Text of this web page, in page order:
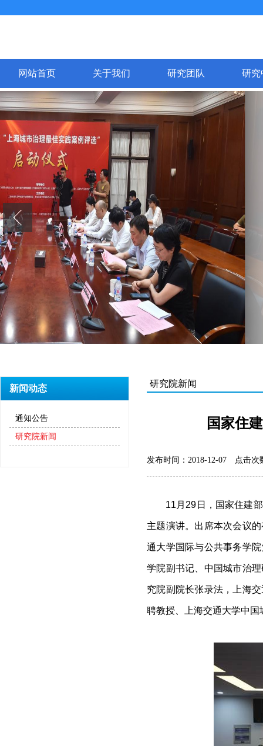
网站首页 关于我们 研究团队 研究
新闻动态
通知公告
研究院新闻
研究院新闻
国家住
发布时间：2018-12-07 点击次
11 月 29 日，国家住建
主题演讲。出席本次会议
通大学国际与公共事务学
学院副书记、中国城市治
究院副院长张录法，上海
聘教授、上海交通大学中